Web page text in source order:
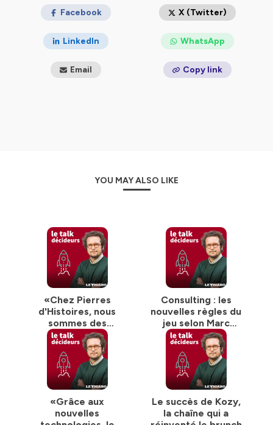
Facebook X (Twitter)
LinkedIn WhatsApp
Email Copy link
YOU MAY ALSO LIKE
«Chez Pierres
d'Histoires, nous
sommes des
opérateurs au
service de la
sauvegarde du
patrimoine»
Consulting : les
nouvelles règles du
jeu selon Marc
Lhermitte
«Grâce aux
nouvelles
Le succès de Kozy,
la chaîne qui a